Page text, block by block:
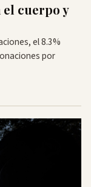
el cuerpo y
el 8.3%
por